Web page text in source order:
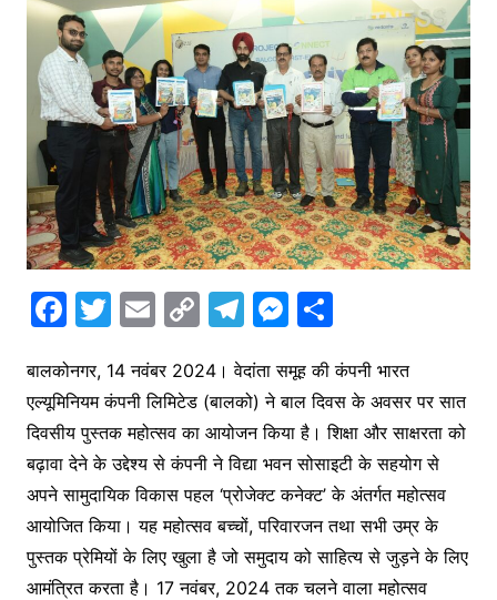
F
c
e
b
o
o
k
T
itt
er
E
ai
l
C
p
y
Li
n
k
T
e
gr
a
m
M
s
s
e
n
g
er
S
ar
e
बालकोनगर, 14 नवंबर 2024। वेदांता समूह की कंपनी भारत
एल्यूमिनियम कंपनी लिमिटेड (बालको) ने बाल दिवस के अवसर पर सात
दिवसीय पुस्तक महोत्सव का आयोजन किया है। शिक्षा और साक्षरता को
बढ़ावा देने के उद्देश्य से कंपनी ने विद्या भवन सोसाइटी के सहयोग से
अपने सामुदायिक विकास पहल ‘प्रोजेक्ट कनेक्ट’ के अंतर्गत महोत्सव
आयोजित किया। यह महोत्सव बच्चों, परिवारजन तथा सभी उम्र के
पुस्तक प्रेमियों के लिए खुला है जो समुदाय को साहित्य से जुड़ने के लिए
आमंत्रित करता है। 17 नवंबर, 2024 तक चलने वाला महोत्सव